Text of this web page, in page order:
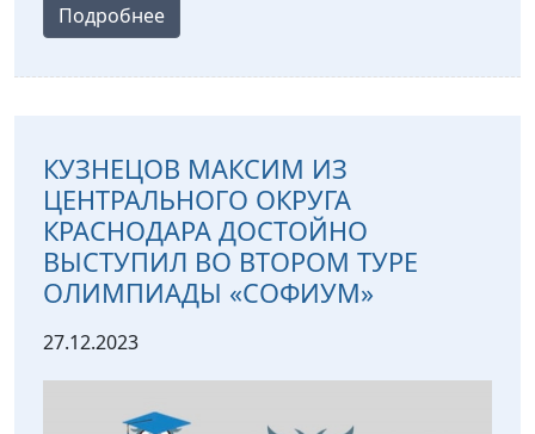
Подробнее
КУЗНЕЦОВ МАКСИМ ИЗ
ЦЕНТРАЛЬНОГО ОКРУГА
КРАСНОДАРА ДОСТОЙНО
ВЫСТУПИЛ ВО ВТОРОМ ТУРЕ
ОЛИМПИАДЫ «СОФИУМ»
27.12.2023